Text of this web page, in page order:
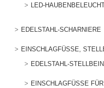
LED-
EDELSTAHL-SCHARNIERE
EINSCHLAGFÜSSE,
EDELSTAHL-
EINSCHLAGFÜSSE FÜR